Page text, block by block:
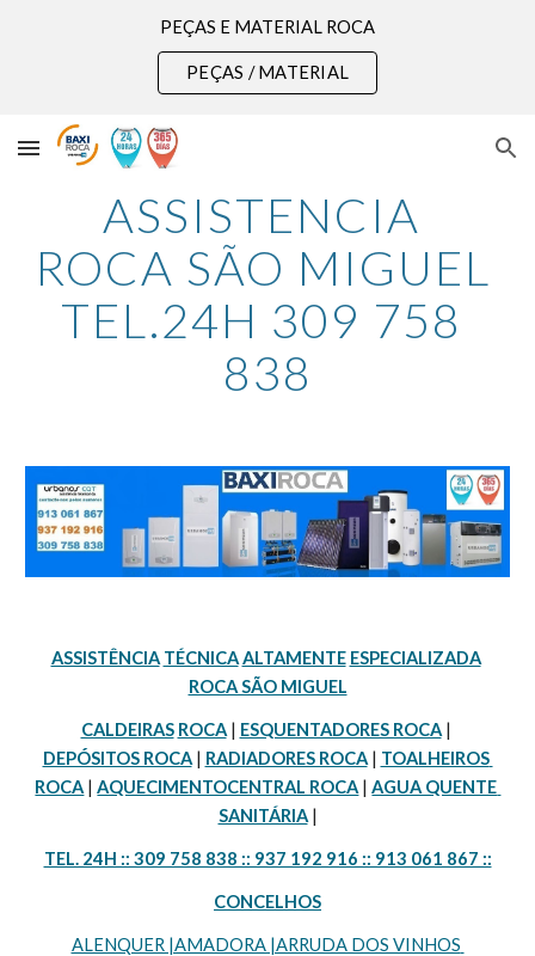
Skip to main content
PEÇAS E MATERIAL ROCA
PEÇAS / MATERIAL
ASSISTENCIA
ROCA SÃO MIGUEL
TEL.24H 309 758
838
ASSISTÊNCIA TÉCNICA ALTAMENTE ESPECIALIZADA
ROCA SÃO MIGUEL
CALDEIRAS ROCA | ESQUENTADORES ROCA
DEPÓSITOS ROCA | RADIADORES ROCA | TOALHEIROS
ROCA | AQUECIMENTOCENTRAL ROCA | AGUA QUENTE
SANITÁRIA |
TEL. 24H :: 309 758 838 :: 937 192 916 :: 913 061 867 ::
CONCELHOS
ALENQUER |AMADORA |ARRUDA DOS VINHOS